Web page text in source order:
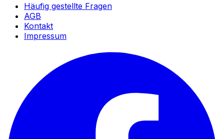
Häufig gestellte Fragen
AGB
Kontakt
Impressum